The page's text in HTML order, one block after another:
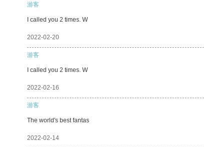
游客
I called you 2 times. W
2022-02-20
游客
I called you 2 times. W
2022-02-16
游客
The world's best fantas
2022-02-14